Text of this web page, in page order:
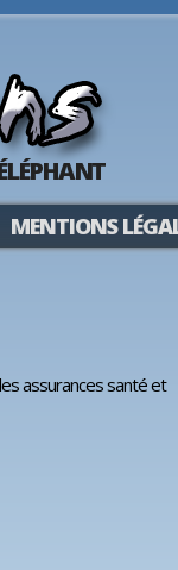
MENTIONS
assurances santé et